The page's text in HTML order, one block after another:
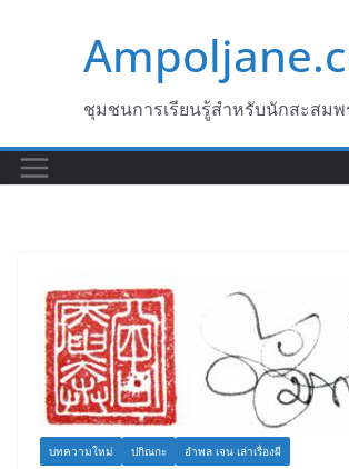
ชุมชนการเรียนรู้สำหรับนักสะสมพ
บทความใหม่ ปกิณกะ อำพล เจน เล่าเรื่องผี